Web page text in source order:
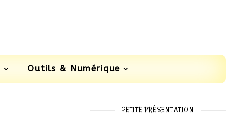
Outils & Numérique
PETITE PRÉSENTATION